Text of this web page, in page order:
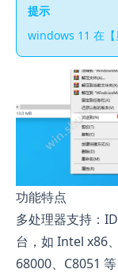
提示
windows 11 在【
功能特点
多处理器支持：
台，如 Intel x86
68000、C8051